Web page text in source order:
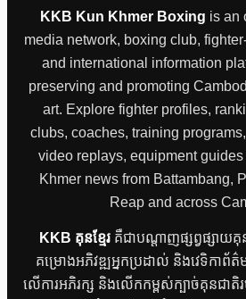
KKB Kun Khmer Boxing is an
media network, boxing club,
and international information
preserving and promoting
art. Explore fighter profiles,
clubs, coaches, training
video replays, equipment
Khmer news from Battambang,
Reap and across
KKB គុនខ្មែរគឺជាបណ្តាញផ្សព្វផ្សាយគុនខ្
គម្រោងអភិវឌ្ឍអ្នកប្រដាល់ និងវេទិកាព័ត៌
លើការអភិរក្ស និងលើកកម្ពស់ក្បាច់គុនជាតិរ